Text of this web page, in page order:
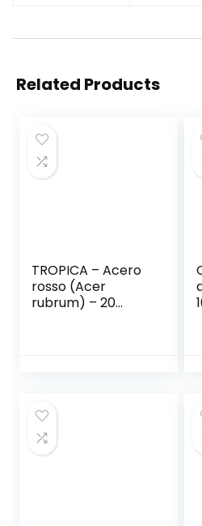
Related Products
TROPICA – Acero
rosso (Acer
rubrum) – 20